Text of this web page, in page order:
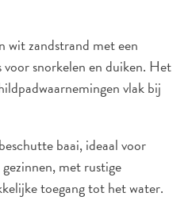
wit zandstrand met een
snorkelen en duiken. Het
vlak bij
baai, ideaal voor
met rustige
toegang tot het water.